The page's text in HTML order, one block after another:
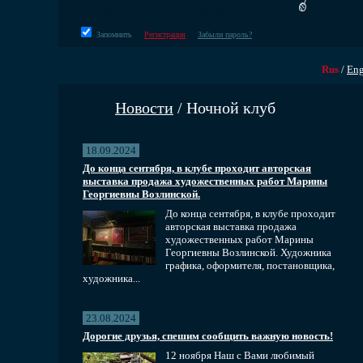
Запомнить Регистрация Забыли пароль?
Rus /
Новости / Ночной клуб
18.09.2024
До конца сентября, в клубе проходит авторская
выставка продажа художественных работ Марины
Георгиевны Возлинской.
До конца сентября, в клубе проходит
авторская выставка продажа
художественных работ Марины
Георгиевны Возлинской. Художника
графика, оформителя, постановщика,
художника...
23.08.2024
Дорогие друзья, спешим сообщить важную новость!
12 ноября Наш с Вами любимый